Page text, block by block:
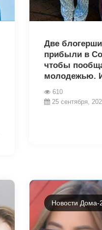
Две блогерши
прибыли в
чтобы
молодежью.
610
25 сентября,
Новости Дома-